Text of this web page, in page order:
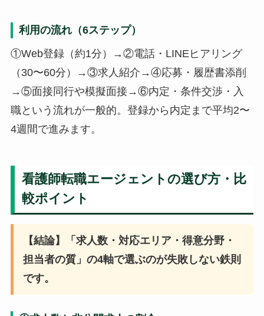
利用の流れ（6ステップ）
①Web登録（約1分）→②電話・LINEヒアリング
（30〜60分）→③求人紹介→④応募・履歴書添削
→⑤面接同行や模擬面接→⑥内定・条件交渉・入
職という流れが一般的。登録から内定まで平均2〜
4週間で進みます。
看護師転職エージェントの選び方・比
較ポイント
【結論】「求人数・対応エリア・得意分野・
担当者の質」の4軸で選ぶのが失敗しない鉄則
です。